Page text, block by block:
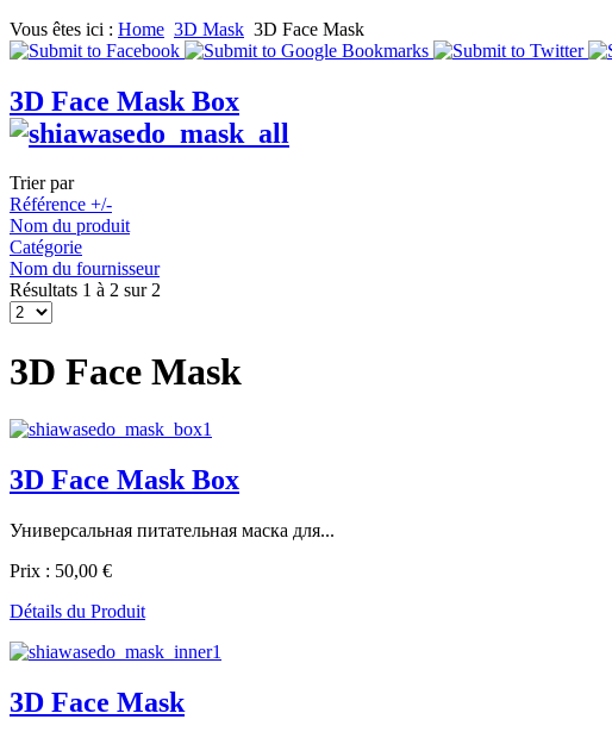
Vous êtes ici : Home 3D Mask 3D Face Mask
3D Face Mask Box
Trier par
Référence +/-
Nom du produit
Catégorie
Nom du fournisseur
Résultats 1 à 2 sur 2
3D Face Mask
3D Face Mask Box
Универсальная питательная маска для...
Prix : 50,00 €
Détails du Produit
3D Face Mask